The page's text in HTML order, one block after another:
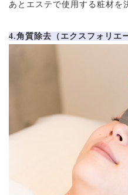
あとエステで使用する粧材を
4.角質除去（エクスフォリエ